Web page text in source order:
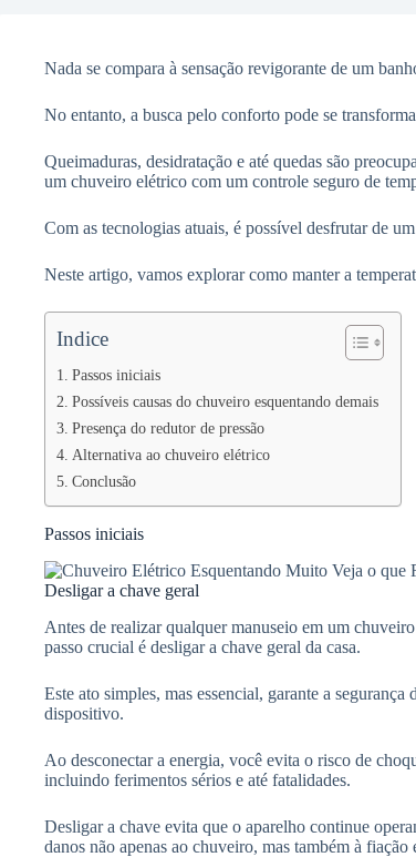
Nada se compara à sensação revigorante de um
No entanto, a busca pelo conforto pode se
Queimaduras, desidratação e até quedas são
um chuveiro elétrico com um controle seguro de
Com as tecnologias atuais, é possível desfrutar de
Neste artigo, vamos explorar como manter a
Indice
Passos iniciais
Possíveis causas do chuveiro esquentando demais
Presença do redutor de pressão
Alternativa ao chuveiro elétrico
Conclusão
Passos iniciais
Desligar a chave geral
Antes de realizar qualquer manuseio em um
passo crucial é desligar a chave geral da casa.
Este ato simples, mas essencial, garante a
dispositivo.
Ao desconectar a energia, você evita o risco de
incluindo ferimentos sérios e até fatalidades.
Desligar a chave evita que o aparelho continue
danos não apenas ao chuveiro, mas também à fiação